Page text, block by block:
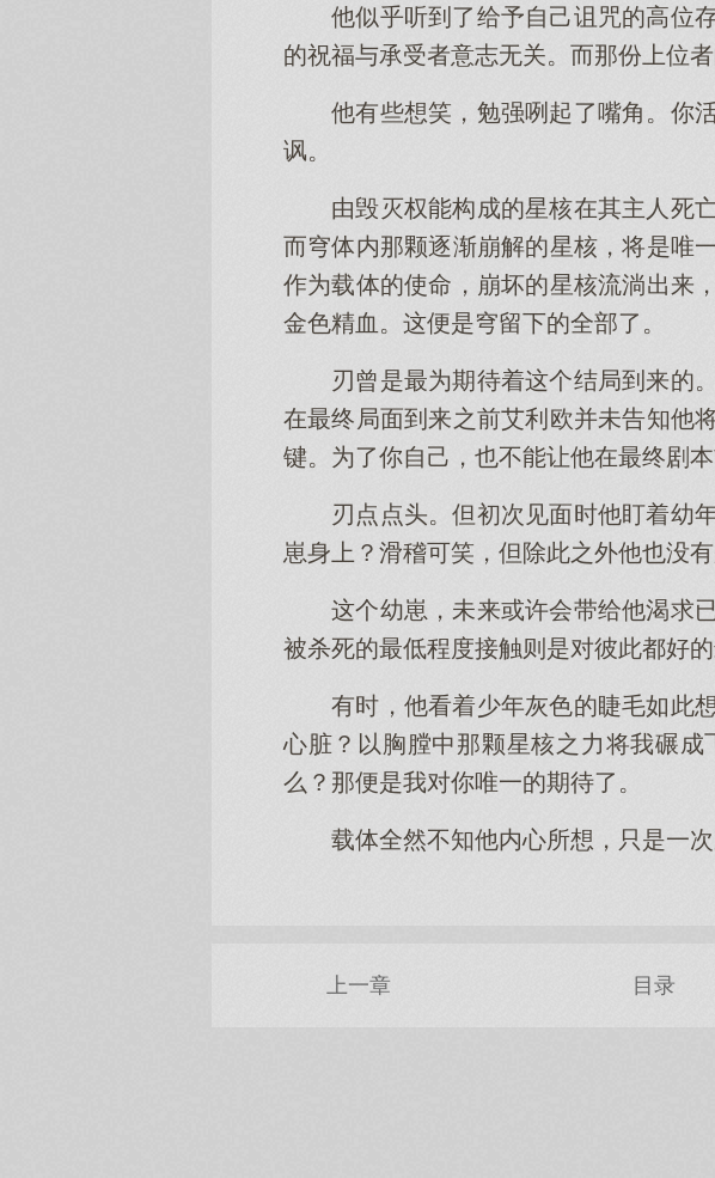
他似乎听到了给予自己诅咒的高位
的祝福与承受者意志无关。而那份上位
他有些想笑，勉强咧起了嘴角。你
讽。
由毁灭权能构成的星核在其主人死
而穹体内那颗逐渐崩解的星核，将是唯
作为载体的使命，崩坏的星核流淌出来
金色精血。这便是穹留下的全部了。
刃曾是最为期待着这个结局到来的
在最终局面到来之前艾利欧并未告知他
键。为了你自己，也不能让他在最终剧本
刃点点头。但初次见面时他盯着幼
崽身上？滑稽可笑，但除此之外他也没有
这个幼崽，未来或许会带给他渴求
被杀死的最低程度接触则是对彼此都好的
有时，他看着少年灰色的睫毛如此
心脏？以胸膛中那颗星核之力将我碾
么？那便是我对你唯一的期待了。
载体全然不知他内心所想，只是一
上一章 目录